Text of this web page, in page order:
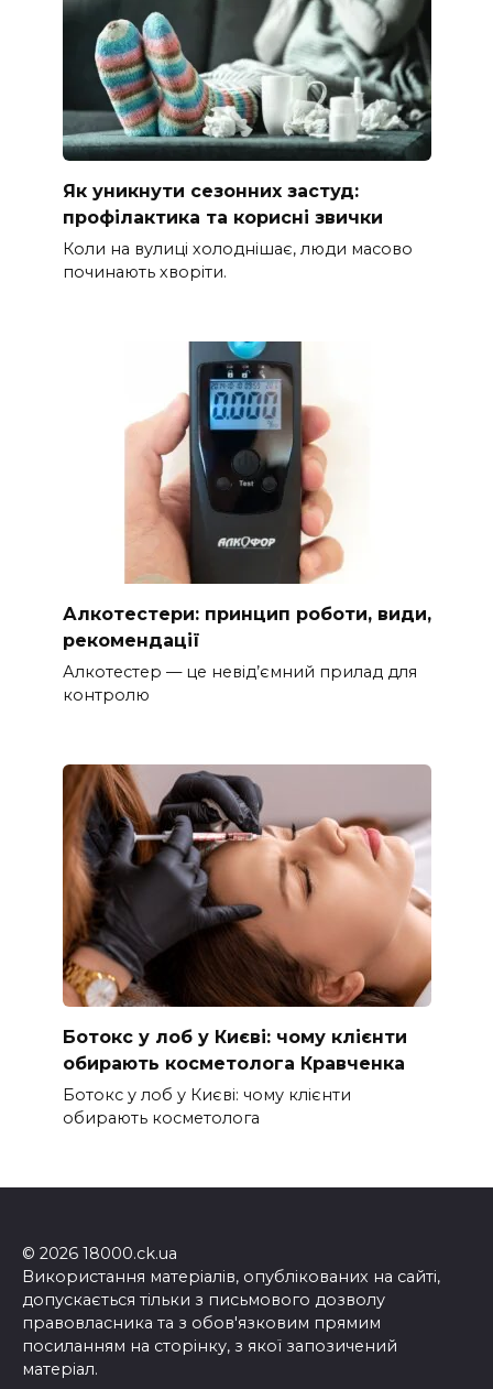
Як уникнути сезонних застуд:
профілактика та корисні звички
Коли на вулиці холоднішає, люди масово
починають хворіти.
Алкотестери: принцип роботи, види,
рекомендації
Алкотестер — це невід’ємний прилад для
контролю
Ботокс у лоб у Києві: чому клієнти
обирають косметолога Кравченка
Ботокс у лоб у Києві: чому клієнти
обирають косметолога
© 2026 18000.ck.ua
Використання матеріалів, опублікованих на сайті,
допускається тільки з письмового дозволу
правовласника та з обов'язковим прямим
посиланням на сторінку, з якої запозичений
матеріал.